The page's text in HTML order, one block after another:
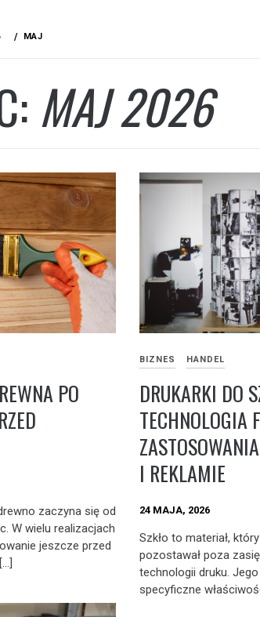
MAJ
MAJ 2026
PO
zaczyna się od
W wielu realizacjach
jeszcze przed
BIZNES HANDEL
DRUKARKI DO
TECHNOLOGIA
I REKLAMIE
24 MAJA, 2026
Szkło to materiał,
pozostawał poza
technologii druku.
specyficzne